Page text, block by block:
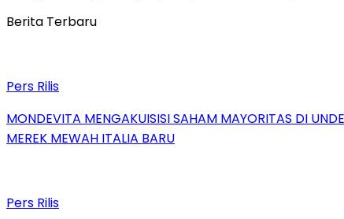
Berita Terbaru
Pers Rilis
MONDEVITA MENGAKUISISI SAHAM MAYORITAS DI
MEREK MEWAH ITALIA BARU
Pers Rilis